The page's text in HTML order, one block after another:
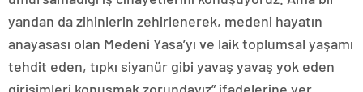
yandan da zihinlerin zehirlenerek, medeni hayatın
anayasası olan Medeni Yasa’yı ve laik toplumsal yaşamı
tehdit eden, tıpkı siyanür gibi yavaş yavaş yok eden